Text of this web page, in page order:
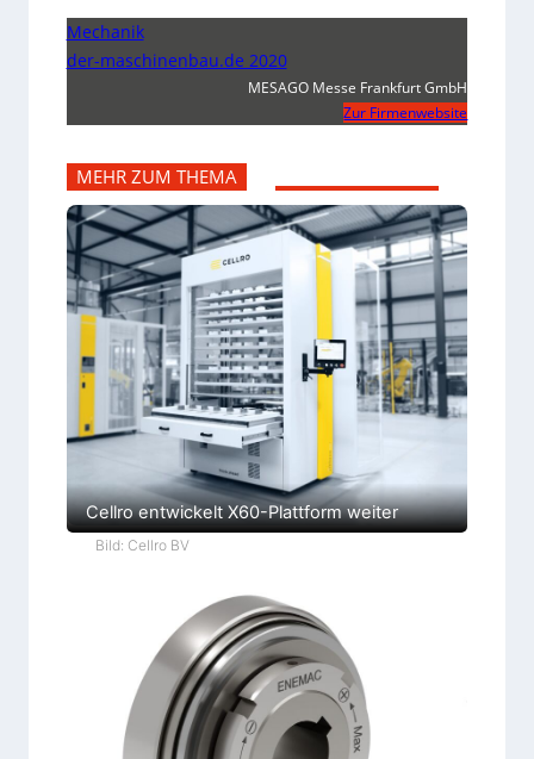
Mechanik
der-maschinenbau.de 2020
MESAGO Messe Frankfurt GmbH
Zur Firmenwebsite
MEHR ZUM THEMA
Cellro entwickelt X60-Plattform weiter
Bild: Cellro BV